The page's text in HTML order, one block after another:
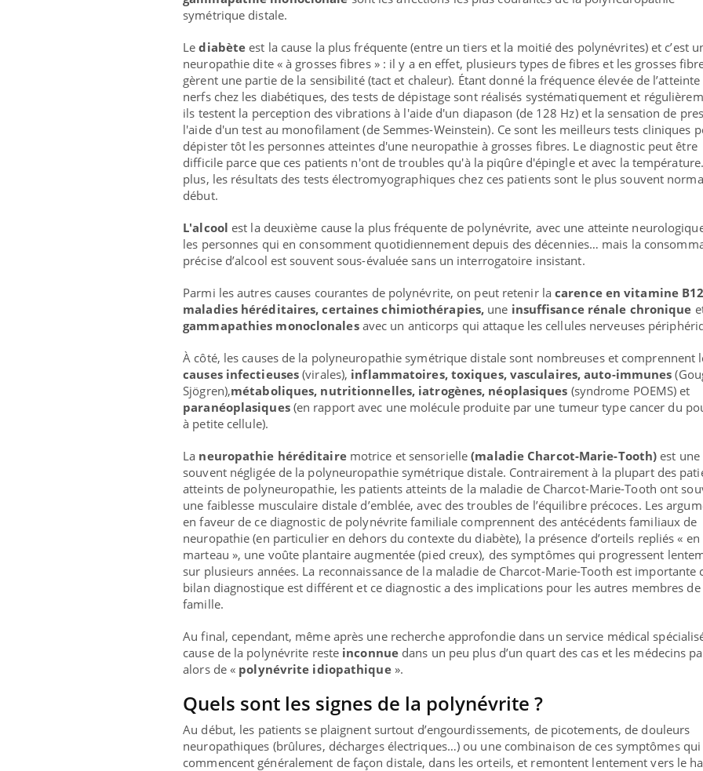
symétrique distale.
Lediabète est la cause la plus fréquente (entre un tiers et la moitié des polynévrites) et c’est
neuropathie dite « à grosses fibres » : il y a en effet, plusieurs types de fibres et les grosses
gèrent une partie de la sensibilité (tact et chaleur). Étant donné la fréquence élevée de l’atteinte
nerfs chez les diabétiques, des tests de dépistage sont réalisés systématiquement et
ils testent la perception des vibrations à l'aide d'un diapason (de 128 Hz) et la sensation de
l'aide d'un test au monofilament (de Semmes-Weinstein). Ce sont les meilleurs tests cliniques
dépister tôt les personnes atteintes d'une neuropathie à grosses fibres. Le diagnostic peut être
difficile parce que ces patients n'ont de troubles qu'à la piqûre d'épingle et avec la
plus, les résultats des tests électromyographiques chez ces patients sont le plus souvent
début.
L'alcool est la deuxième cause la plus fréquente de polynévrite, avec une atteinte
les personnes qui en consomment quotidiennement depuis des décennies… mais la
précise d’alcool est souvent sous-évaluée sans un interrogatoire insistant.
Parmi les autres causes courantes de polynévrite, on peut retenir lacarence en vitamine
maladies héréditaires, certaines chimiothérapies, une insuffisance rénale chronique
gammapathies monoclonalesavec un anticorps qui attaque les cellules nerveuses
À côté, les causes de la polyneuropathie symétrique distale sont nombreuses et comprennent
causes infectieuses (virales), inflammatoires, toxiques, vasculaires, auto-immunes
Sjögren),métaboliques, nutritionnelles, iatrogènes, néoplasiques (syndrome POEMS) et
paranéoplasiques (en rapport avec une molécule produite par une tumeur type cancer du
à petite cellule).
La neuropathie héréditaire motrice et sensorielle(maladie Charcot-Marie-Tooth) est une
souvent négligée de la polyneuropathie symétrique distale. Contrairement à la plupart des
atteints de polyneuropathie, les patients atteints de la maladie de Charcot-Marie-Tooth ont
une faiblesse musculaire distale d’emblée, avec des troubles de l’équilibre précoces. Les
en faveur de ce diagnostic de polynévrite familiale comprennent des antécédents familiaux de
neuropathie (en particulier en dehors du contexte du diabète), la présence d’orteils repliés « en
marteau », une voûte plantaire augmentée (pied creux), des symptômes qui progressent
sur plusieurs années. La reconnaissance de la maladie de Charcot-Marie-Tooth est importante
bilan diagnostique est différent et ce diagnostic a des implications pour les autres membres de
famille.
Au final, cependant, même après une recherche approfondie dans un service médical
cause de la polynévrite reste inconnue dans un peu plus d’un quart des cas et les médecins
alors de « polynévrite idiopathique».
Quels sont les signes de la polynévrite ?
Au début, les patients se plaignent surtout d’engourdissements, de picotements, de douleurs
neuropathiques (brûlures, décharges électriques…) ou une combinaison de ces symptômes qui
commencent généralement de façon distale, dans les orteils, et remontent lentement vers le